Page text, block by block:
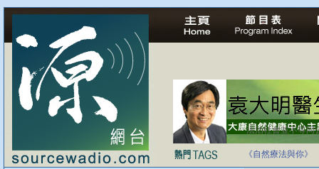
法治社會並不等同
《自然療法與你》